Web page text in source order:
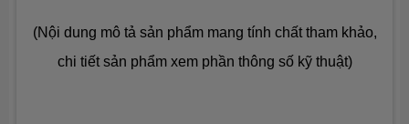
(Nội dung mô tả sản phẩm mang tính chất tham khảo,
chi tiết sản phẩm xem phần thông số kỹ thuật)